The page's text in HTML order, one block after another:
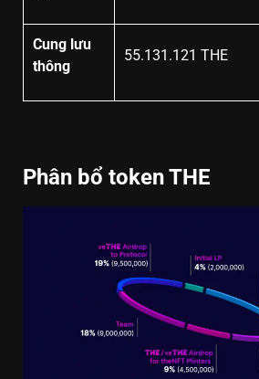
Cung lưu
thông
55.131.121 THE
Phân bổ token THE